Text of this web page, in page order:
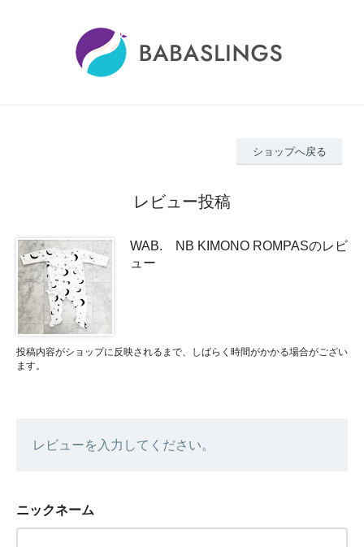
ショップへ戻る
レビュー投稿
WAB. NB KIMONO ROMPASのレビ
ュー
投稿内容がショップに反映されるまで、しばらく時間がかかる場合がござい
ます。
レビューを入力してください。
ニックネーム